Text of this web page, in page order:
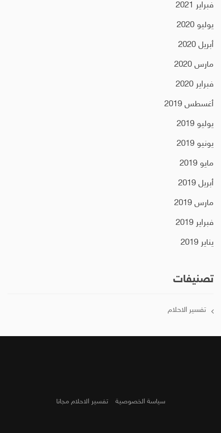
فبراير 2021
يوليو 2020
أبريل 2020
مارس 2020
فبراير 2020
أغسطس 2019
يوليو 2019
يونيو 2019
مايو 2019
أبريل 2019
مارس 2019
فبراير 2019
يناير 2019
تصنيفات
تفسير الاحلام
سياسة الخصوصية تفسير الاحلام مجانا